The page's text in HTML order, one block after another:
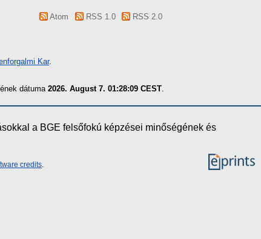
Atom RSS 1.0 RSS 2.0
Kar.
dátuma 2026. August 7. 01:28:09 CEST
a BGE felsőfokú képzései minőségének és
credits